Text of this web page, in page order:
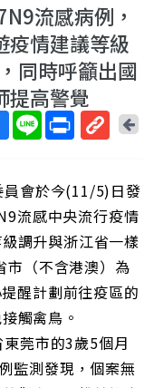
流感病例，
疫情建議等級
同時呼籲出國
提高警覺
短
網
址
回
頁
會於今(11/5)日發
流感中央流行疫情
調升與浙江省一樣
市（不含港澳）為
醒計劃前往疫區的
觸禽鳥。
莞市的3歲5個月
監測發現，個案無